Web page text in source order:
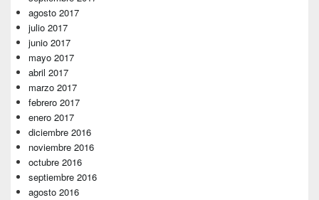
agosto 2017
julio 2017
junio 2017
mayo 2017
abril 2017
marzo 2017
febrero 2017
enero 2017
diciembre 2016
noviembre 2016
octubre 2016
septiembre 2016
agosto 2016